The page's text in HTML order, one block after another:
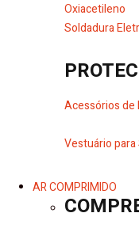
Oxiacetileno
Soldadura
Vestuário para
AR COMPRIMIDO